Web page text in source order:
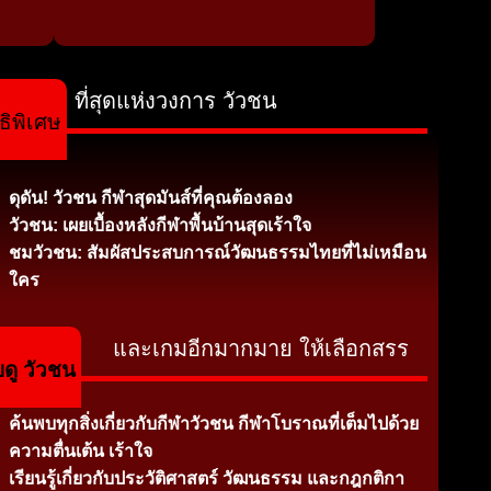
ที่สุดแห่งวงการ วัวชน
ดุดัน! วัวชน กีฬาสุดมันส์ที่คุณต้องลอง
วัวชน: เผยเบื้องหลังกีฬาพื้นบ้านสุดเร้าใจ
ชมวัวชน: สัมผัสประสบการณ์วัฒนธรรมไทยที่ไม่เหมือน
ใคร
พิเศษ
และเกมอีกมากมาย ให้เลือกสรร
ค้นพบทุกสิ่งเกี่ยวกับกีฬาวัวชน กีฬาโบราณที่เต็มไปด้วย
ความตื่นเต้น เร้าใจ
เรียนรู้เกี่ยวกับประวัติศาสตร์ วัฒนธรรม และกฎกติกา
ดู วัวชน